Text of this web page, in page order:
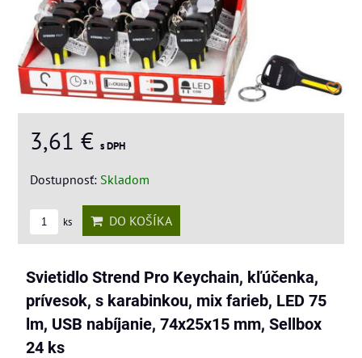
3,61 € s DPH
Dostupnosť: Skladom
ks DO KOŠÍKA
Svietidlo Strend Pro Keychain, kľúčenka,
prívesok, s karabinkou, mix farieb, LED 75
lm, USB nabíjanie, 74x25x15 mm, Sellbox
24 ks